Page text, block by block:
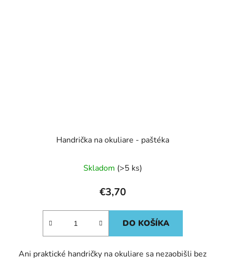
Handrička na okuliare - paštéka
Skladom (>5 ks)
€3,70
DO KOŠÍKA
Ani praktické handričky na okuliare sa nezaobišli bez